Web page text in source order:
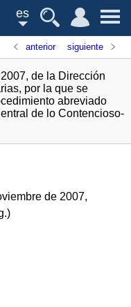
es
anterior siguiente
de la Dirección
por la que se
abreviado
de lo Contencioso-
de 2007,
)